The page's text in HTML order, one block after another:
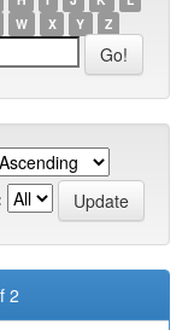
W X Y Z
2